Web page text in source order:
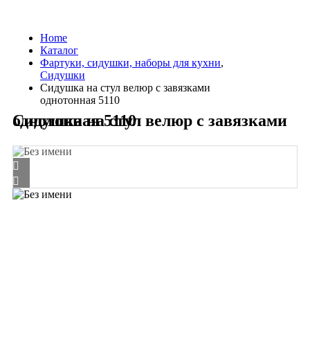
Home
Каталог
Фартуки, сидушки, наборы для кухни,
Сидушки
Сидушка на стул велюр с завязками
однотонная 5110
Сидушка на стул велюр с завязками однотонная 5110